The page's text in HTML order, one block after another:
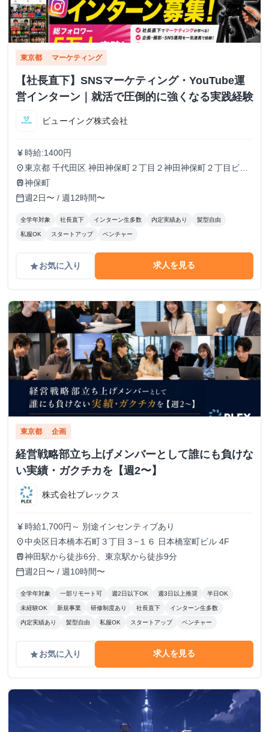
東京都 マーケティング
【社長直下】SNSマーケティング・YouTube運
営インターン｜就活で圧倒的に強くなる実践経験
ビューイング株式会社
currency_yen 時給:1400円
place東京都 千代田区 神田神保町２丁目２神田神保町２丁目ビル
５０２号室
train神保町
calendar_today週2日〜 / 週12時間〜
全学年対象 社長直下 インターン生多数 内定実績あり 髪型自由
私服OK スタートアップ ベンチャー
gradeお気に入り 求人を見る
東京都 企画
経営戦略部立ち上げメンバーとして誰にも負けな
い実績・ガクチカを【週2〜】
株式会社プレックス
currency_yen 時給1,700円～ 別途インセンティブあり
place中央区日本橋本石町３丁目３−１６ 日本橋室町ビル 4F
train神田駅から徒歩6分、東京駅から徒歩9分
calendar_today週2日〜 / 週10時間〜
全学年対象 一部リモート可 週2日以下OK 週3日以上推奨 半日OK
未経験OK 新規事業 研修制度あり 社長直下 インターン生多数
内定実績あり 髪型自由 私服OK スタートアップ ベンチャー
gradeお気に入り 求人を見る